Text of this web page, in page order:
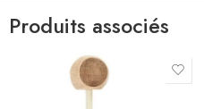
Produits associés